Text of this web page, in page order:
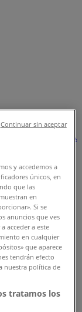
El Regreso A
Niños
y accedemos a
únicos, en
que las
en
Si se
anuncios que ves
acceder a este
en cualquier
que aparece
tendrán efecto
nuestra política de
tratamos los
Continuar sin aceptar